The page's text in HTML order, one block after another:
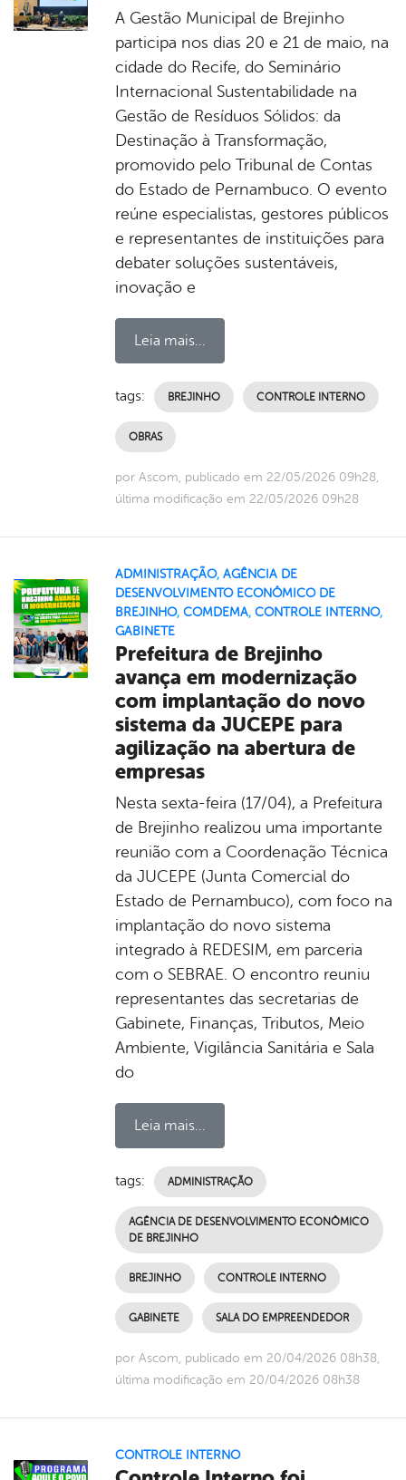
A Gestão Municipal de Brejinho
participa nos dias 20 e 21 de maio, na
cidade do Recife, do Seminário
Internacional Sustentabilidade na
Gestão de Resíduos Sólidos: da
Destinação à Transformação,
promovido pelo Tribunal de Contas
do Estado de Pernambuco. O evento
reúne especialistas, gestores públicos
e representantes de instituições para
debater soluções sustentáveis,
inovação e
Leia mais...
tags: BREJINHO CONTROLE INTERNO
OBRAS
por Ascom, publicado em 22/05/2026 09h28,
última modificação em 22/05/2026 09h28
ADMINISTRAÇÃO, AGÊNCIA DE
DESENVOLVIMENTO ECONÔMICO DE
BREJINHO, COMDEMA, CONTROLE INTERNO,
GABINETE
Prefeitura de Brejinho
avança em modernização
com implantação do novo
sistema da JUCEPE para
agilização na abertura de
empresas
Nesta sexta-feira (17/04), a Prefeitura
de Brejinho realizou uma importante
reunião com a Coordenação Técnica
da JUCEPE (Junta Comercial do
Estado de Pernambuco), com foco na
implantação do novo sistema
integrado à REDESIM, em parceria
com o SEBRAE. O encontro reuniu
representantes das secretarias de
Gabinete, Finanças, Tributos, Meio
Ambiente, Vigilância Sanitária e Sala
do
Leia mais...
tags: ADMINISTRAÇÃO
AGÊNCIA DE DESENVOLVIMENTO ECONÔMICO
DE BREJINHO
BREJINHO CONTROLE INTERNO
GABINETE SALA DO EMPREENDEDOR
por Ascom, publicado em 20/04/2026 08h38,
última modificação em 20/04/2026 08h38
CONTROLE INTERNO